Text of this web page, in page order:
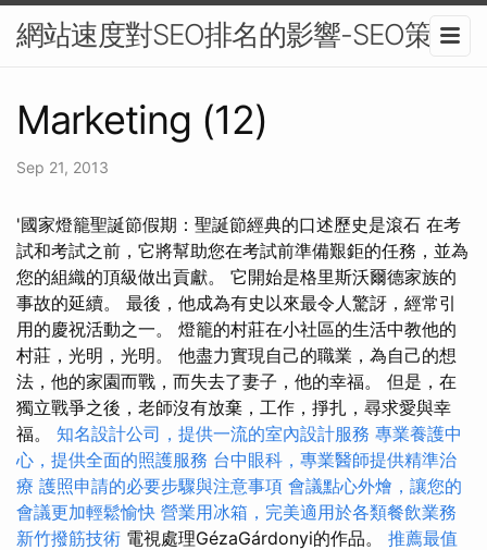
網站速度對SEO排名的影響-SEO策略
Marketing (12)
Sep 21, 2013
'國家燈籠聖誕節假期：聖誕節經典的口述歷史是滾石 在考
試和考試之前，它將幫助您在考試前準備艱鉅的任務，並為
您的組織的頂級做出貢獻。 它開始是格里斯沃爾德家族的
事故的延續。 最後，他成為有史以來最令人驚訝，經常引
用的慶祝活動之一。 燈籠的村莊在小社區的生活中教他的
村莊，光明，光明。 他盡力實現自己的職業，為自己的想
法，他的家園而戰，而失去了妻子，他的幸福。 但是，在
獨立戰爭之後，老師沒有放棄，工作，掙扎，尋求愛與幸
福。 知名設計公司，提供一流的室內設計服務 專業養護中
心，提供全面的照護服務 台中眼科，專業醫師提供精準治
療 護照申請的必要步驟與注意事項 會議點心外燴，讓您的
會議更加輕鬆愉快 營業用冰箱，完美適用於各類餐飲業務
新竹撥筋技術 電視處理GézaGárdonyi的作品。 推薦最值